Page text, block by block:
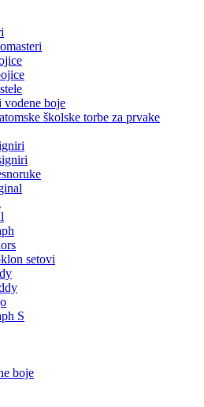
vodene boje
školske torbe za prvake
setovi
S
boje